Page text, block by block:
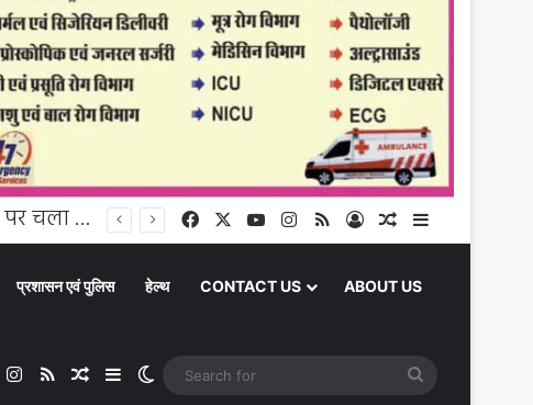
प्रदेश उपाध्यक्ष भाजपा ने कार्यकर्ताओं के साथ बैठक कर हर घर तिरंगा अभियान पर की चर्चा Facebook YouTubeInstagram
RSS Log InRandom Article
प्रशासन एवं पुलिस हेल्थ CONTACT US ABOUT US
YouTubeInstagram
RSS Random Article
SidebarSwitch skin